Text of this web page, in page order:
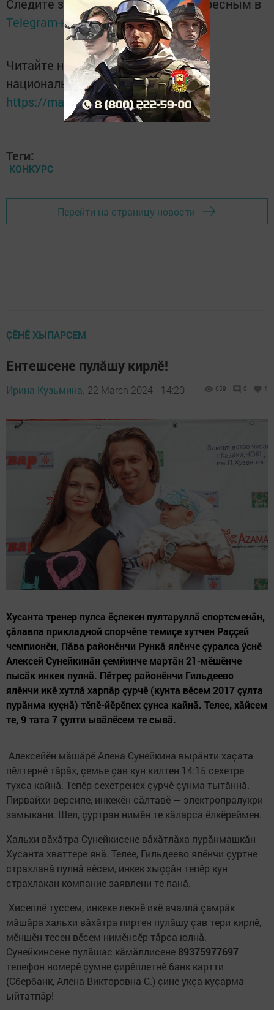
Следите за самым важным и интересным в
Telegram-каналеТатмедиа
Читайте новости Татарстана в
национальном мессенджере MАХ:
https://max.ru/tatmedia
Теги:
КОНКУРС
Перейти на страницу новости
ÇӖНӖ ХЫПАРСЕМ
Ентешсене пулăшу кирлӗ!
Ирина Кузьмина, 22 March 2024 - 14:20 659 0 1
Хусанта тренер пулса ӗçлекен пултаруллă спортсменăн,
çăлавпа прикладной спорчӗпе темиçе хутчен Раççей
чемпионӗн, Пăва районӗнчи Рункă ялӗнче çуралса ӳснӗ
Алексей Сунейкинăн çемйинче мартăн 21-мӗшӗнче
пысăк инкек пулнă. Пӗтреç районӗнчи Гильдеево
ялӗнчи икӗ хутлă харпăр çурчӗ (кунта вӗсем 2017 çулта
пурăнма куçнă) тӗпӗ-йӗрӗпех çунса кайнă. Телее, хăйсем
те, 9 тата 7 çулти ывăлӗсем те сывă.
Алексейӗн мăшăрӗ Алена Сунейкина вырăнти хаçата
пӗлтернӗ тăрăх, çемье çав кун килтен 14:15 сехетре
тухса кайнă. Тепӗр сехетренех çурчӗ çунма тытăннă.
Пирвайхи версипе, инкекӗн сăлтавӗ — электропралукри
замыкани. Шел, çуртран нимӗн те кăларса ӗлкӗреймен.
Хальхи вăхăтра Сунейкисене вăхăтлăха пурăнмашкăн
Хусанта хваттере янă. Телее, Гильдеево ялӗнчи çуртне
страхланă пулнă вӗсем, инкек хыççăн тепӗр кун
страхлакан компание заявлени те панă.
Хисеплӗ туссем, инкеке лекнӗ икӗ ачаллă çамрăк
мăшăра хальхи вăхăтра пиртен пулăшу çав тери кирлӗ,
мӗншӗн тесен вӗсем нимӗнсӗр тăрса юлнă.
Сунейкинсене пулăшас кăмăллисене 89375977697
телефон номерӗ çумне çирӗплетнӗ банк картти
(Сбербанк, Алена Викторовна С.) çине укçа куçарма
ыйтатпăр!